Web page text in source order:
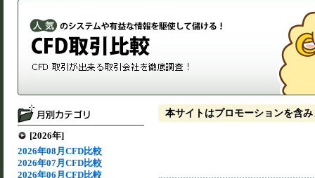
[2026年]
2026年08月CFD比較
2026年07月CFD比較
2026年06月CFD比較
本サイトはプロモーションを含み